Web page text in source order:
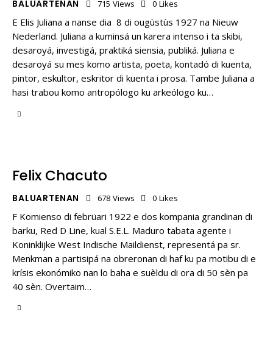
BALUARTENAN 715 Views 0 Likes
E Elis Juliana a nanse dia 8 di ougùstùs 1927 na Nieuw
Nederland. Juliana a kuminsá un karera intenso i ta skibi,
desaroyá, investigá, praktiká siensia, publiká. Juliana e
desaroyá su mes komo artista, poeta, kontadó di kuenta,
pintor, eskultor, eskritor di kuenta i prosa. Tambe Juliana a
hasi trabou komo antropólogo ku arkeólogo ku…
Felix Chacuto
BALUARTENAN 678 Views 0 Likes
F Komienso di febrüari 1922 e dos kompania grandinan di
barku, Red D Line, kual S.E.L. Maduro tabata agente i
Koninklijke West Indische Maildienst, representá pa sr.
Menkman a partisipá na obreronan di haf ku pa motibu di e
krísis ekonómiko nan lo baha e suèldu di ora di 50 sèn pa
40 sèn. Overtaim…